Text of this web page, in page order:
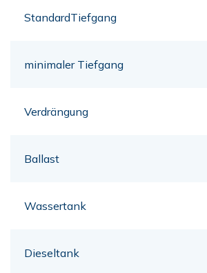
StandardTiefgang
minimaler Tiefgang
Verdrängung
Ballast
Wassertank
Dieseltank